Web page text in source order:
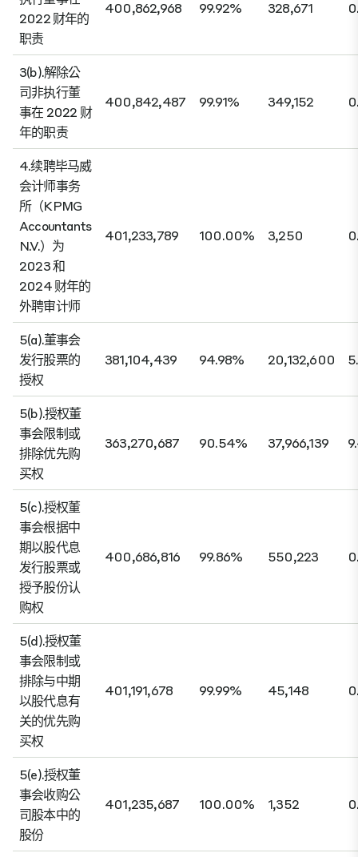
2022 财年的
职责
400,862,968 99.92% 328,671
3(b).解除公
司非执行董
事在 2022 财
年的职责
400,842,487 99.91% 349,152
4.续聘毕马威
会计师事务
所（KPMG
Accountants
N.V.）为
2023 和
2024 财年的
外聘审计师
401,233,789 100.00% 3,250
5(a).董事会
发行股票的
授权
381,104,439 94.98% 20,132,600
5(b).授权董
事会限制或
排除优先购
买权
363,270,687 90.54% 37,966,139
5(c).授权董
事会根据中
期以股代息
发行股票或
授予股份认
购权
400,686,816 99.86% 550,223
5(d).授权董
事会限制或
排除与中期
以股代息有
关的优先购
买权
401,191,678 99.99% 45,148
5(e).授权董
事会收购公
司股本中的
股份
401,235,687 100.00% 1,352